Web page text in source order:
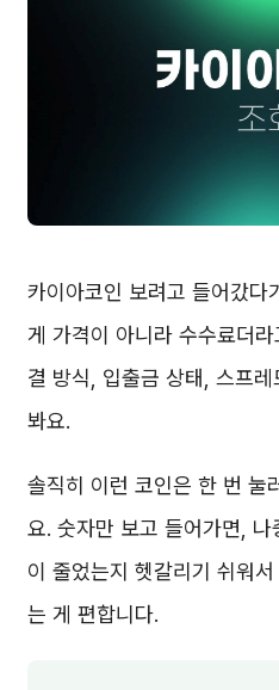
카이아코인 보려고 들어갔다
게 가격이 아니라 수수료더
결 방식, 입출금 상태, 스프
봐요.
솔직히 이런 코인은 한 번 눌
요. 숫자만 보고 들어가면,
이 줄었는지 헷갈리기 쉬워
는 게 편합니다.